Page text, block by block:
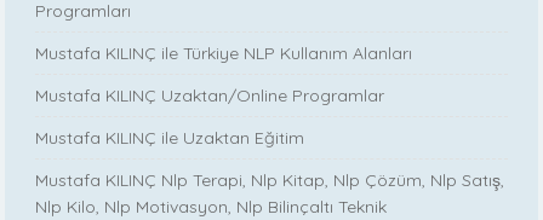
Programları
Mustafa KILINÇ ile Türkiye NLP Kullanım Alanları
Mustafa KILINÇ Uzaktan/Online Programlar
Mustafa KILINÇ ile Uzaktan Eğitim
Mustafa KILINÇ Nlp Terapi, Nlp Kitap, Nlp Çözüm, Nlp Satış,
Nlp Kilo, Nlp Motivasyon, Nlp Bilinçaltı Teknik